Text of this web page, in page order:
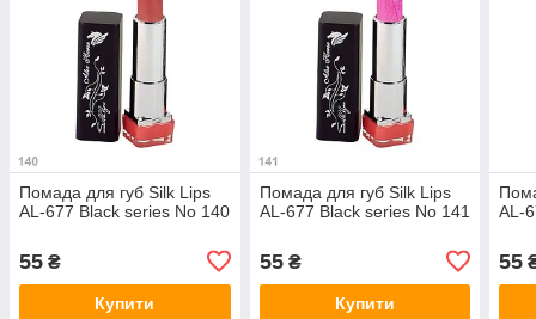
Помада для губ Silk Lips
AL-677 Black series No 140
55 ₴
Купити
Помада для губ Silk Lips
AL-677 Black series No 141
55₴
Купити
AL-
55